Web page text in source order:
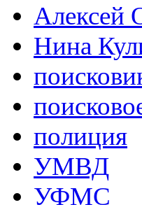
Алексей
Нина
полиция
УМВД
УФМС